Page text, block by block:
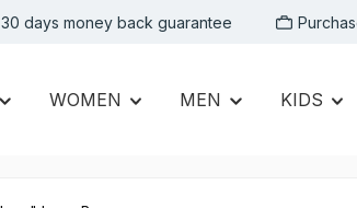
30 days money back guarantee
WOMEN MEN KIDS